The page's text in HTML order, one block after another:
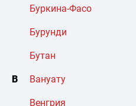
Буркина-Фасо
Бурунди
Бутан
В Вануату
Венгрия